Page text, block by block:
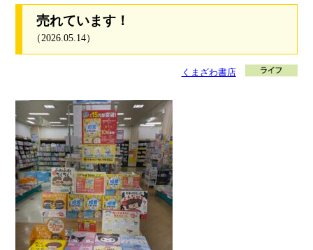
売れています！
（2026.05.14）
くまざわ書店